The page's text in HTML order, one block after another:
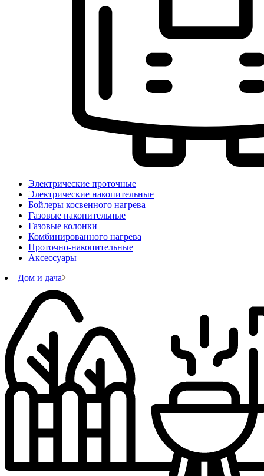
Электрические проточные
Электрические накопительные
Бойлеры косвенного нагрева
Газовые накопительные
Газовые колонки
Комбинированного нагрева
Проточно-накопительные
Аксессуары
Дом и дача